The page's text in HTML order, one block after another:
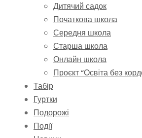
Дитячий садок
Початкова школа
Середня школа
Старша школа
Онлайн школа
Проєкт “Освіта без
Табір
Гуртки
Подорожі
Події